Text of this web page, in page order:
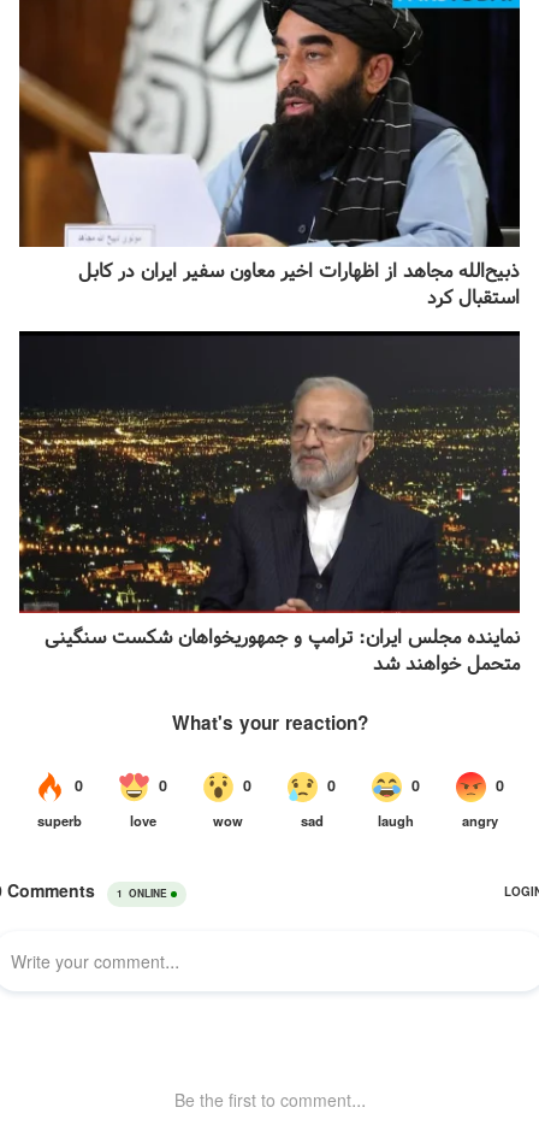
ذبیح‌الله مجاهد از اظهارات اخیر معاون سفیر ایران در کابل
استقبال کرد
نماینده مجلس ایران: ترامپ و جمهوریخواهان شکست سنگینی
متحمل خواهند شد